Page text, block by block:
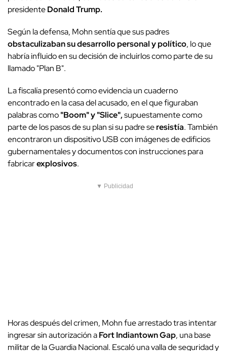
presidenteDonald Trump.
Según la defensa, Mohn sentía que sus padres
obstaculizabansu desarrollo personal y político, lo que
habría influido en su decisión de incluirlos como parte de su
llamado "Plan B".
La fiscalía presentó como evidencia un cuaderno
encontrado en la casa del acusado, en el que figuraban
palabras como"Boom" y "Slice",supuestamente como
parte de los pasos de su plan si su padre seresistía. También
encontraron un dispositivo USB con imágenes de edificios
gubernamentales y documentos con instrucciones para
fabricarexplosivos.
▼ Publicidad
Horas después del crimen, Mohn fue arrestado tras intentar
ingresar sin autorización aFort Indiantown Gap, una base
militar de la Guardia Nacional. Escaló una valla de seguridad y